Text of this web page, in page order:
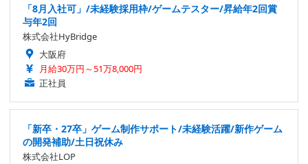
「8月入社可」/未経験採用枠/ゲームテスター/昇給年2回賞
与年2回
株式会社HyBridge
大阪府
月給30万円～51万8,000円
正社員
「新卒・27卒」ゲーム制作サポート/未経験活躍/新作ゲーム
の開発補助/土日祝休み
株式会社LOP